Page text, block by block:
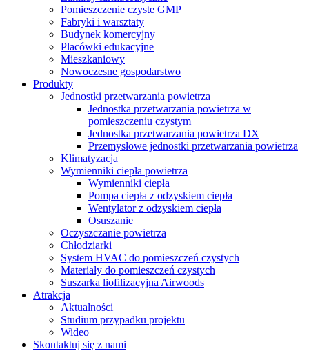
Pomieszczenie czyste GMP
Fabryki i warsztaty
Budynek komercyjny
Placówki edukacyjne
Mieszkaniowy
Nowoczesne gospodarstwo
Produkty
Jednostki przetwarzania powietrza
Jednostka przetwarzania powietrza w
pomieszczeniu czystym
Jednostka przetwarzania powietrza DX
Przemysłowe jednostki przetwarzania powietrza
Klimatyzacja
Wymienniki ciepła powietrza
Wymienniki ciepła
Pompa ciepła z odzyskiem ciepła
Wentylator z odzyskiem ciepła
Osuszanie
Oczyszczanie powietrza
Chłodziarki
System HVAC do pomieszczeń czystych
Materiały do ​​pomieszczeń czystych
Suszarka liofilizacyjna Airwoods
Atrakcja
Aktualności
Studium przypadku projektu
Wideo
Skontaktuj się z nami